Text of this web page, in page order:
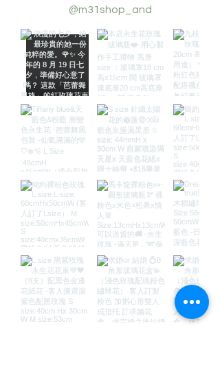
@m31shop_and